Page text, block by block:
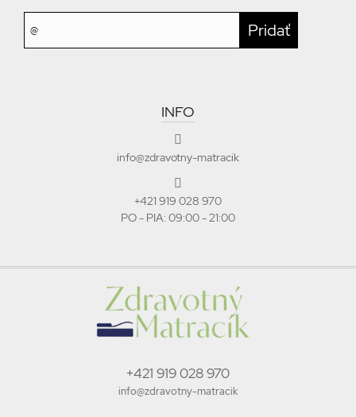
INFO
info@zdravotny-matracik
+421 919 028 970
PO - PIA: 09:00 - 21:00
+421 919 028 970
info@zdravotny-matracik